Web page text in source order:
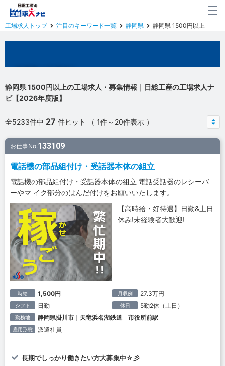
工場求人トップ 注目のキーワード一覧 静岡県 静岡県 1500円以上
静岡県 1500円以上の工場求人・募集情報｜日総工産の工場求人ナ
ビ【2026年度版】
全5233件中 27 件ヒット （ 1件～20件表示 ）
お仕事No.133109
電話機の部品組付け・受話器本体の組立
電話機の部品組付け・受話器本体の組立 電話受話器のレシーバ
ーやマ イク部分のはんだ付けをお願いいたします。
【高時給・好待遇】日勤&土日
休み!未経験者大歓迎!
時給 1,500円 月収例 27.3万円
シフト 日勤 休日 5勤2休（土日）
勤務地 静岡県掛川市｜天竜浜名湖鉄道 市役所前駅
雇用形態 派遣社員
長期でしっかり働きたい方大募集中☆彡